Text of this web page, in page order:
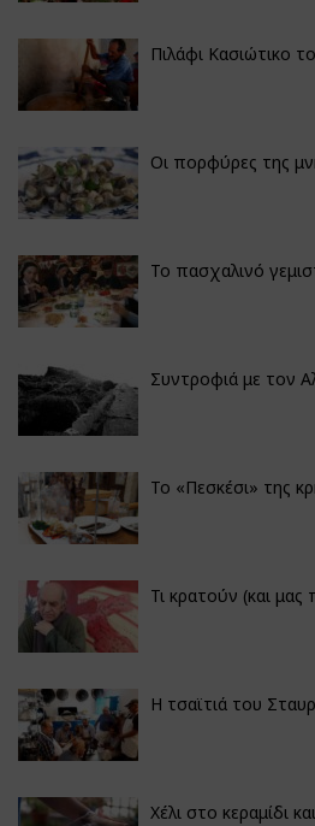
Πιλάφι Κασιώτικο
Οι πορφύρες της
Το πασχαλινό
Συντροφιά με τον
Το «Πεσκέσι» της
Τι κρατούν (και
Η τσαϊτιά του
Χέλι στο κεραμίδι